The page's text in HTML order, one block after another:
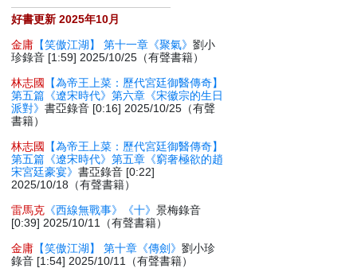
好書更新 2025年10月
金庸 【笑傲江湖】 第十一章《聚氣》劉小
珍錄音 [1:59] 2025/10/25（有聲書籍）
林志國
【為帝王上菜：歷代宮廷御醫傳奇】
第五篇《遼宋時代》第六章《宋徽宗的生日
派對》書亞錄音 [0:16] 2025/10/25（有聲
書籍）
林志國
【為帝王上菜：歷代宮廷御醫傳奇】
第五篇《遼宋時代》第五章《窮奢極欲的趙
宋宮廷豪宴》書亞錄音 [0:22]
2025/10/18（有聲書籍）
雷馬克 《西線無戰事》《十》景梅錄音
[0:39] 2025/10/11（有聲書籍）
金庸 【笑傲江湖】 第十章《傳劍》劉小珍
錄音 [1:54] 2025/10/11（有聲書籍）